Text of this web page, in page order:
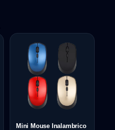
Mini Mouse Inalambrico